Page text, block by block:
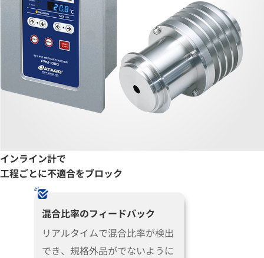
インライン計で
工程ごとに不適合をブロック
混合比率のフィードバック
リアルタイムで混合比率が検出
でき、規格外品がでないように